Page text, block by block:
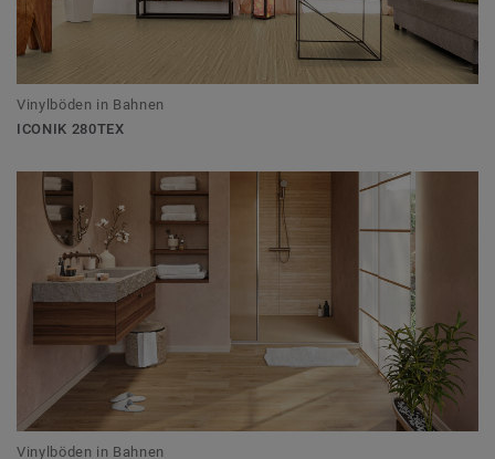
Vinylböden in Bahnen
ICONIK 280TEX
Vinylböden in Bahnen